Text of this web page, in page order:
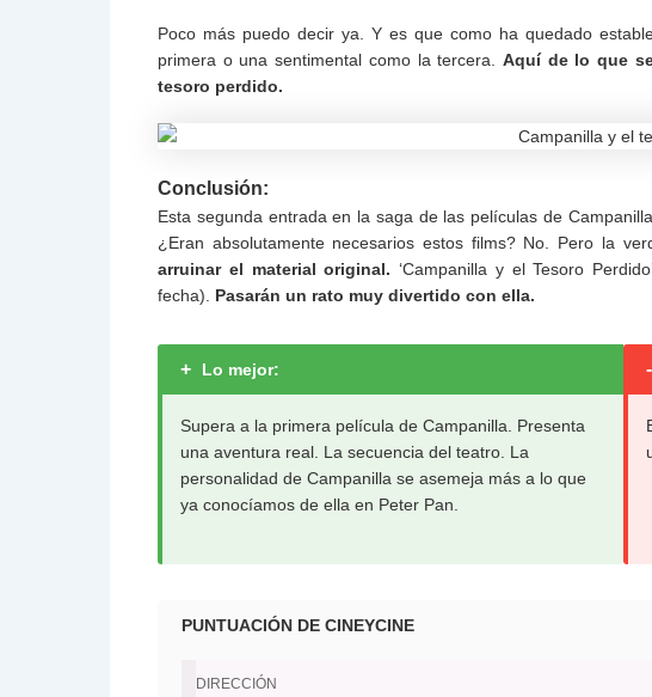
Poco más puedo decir ya. Y es que como ha quedado
primera o una sentimental como la tercera. Aquí de lo que
tesoro perdido.
Conclusión:
Esta segunda entrada en la saga de las películas de
¿Eran absolutamente necesarios estos films? No. Pero la
arruinar el material original. ‘Campanilla y el Tesoro
fecha). Pasarán un rato muy divertido con ella.
+ Lo mejor:
Supera a la primera película de Campanilla. Presenta
una aventura real. La secuencia del teatro. La
personalidad de Campanilla se asemeja más a lo que
ya conocíamos de ella en Peter Pan.
-
PUNTUACIÓN DE CINEYCINE
DIRECCIÓN